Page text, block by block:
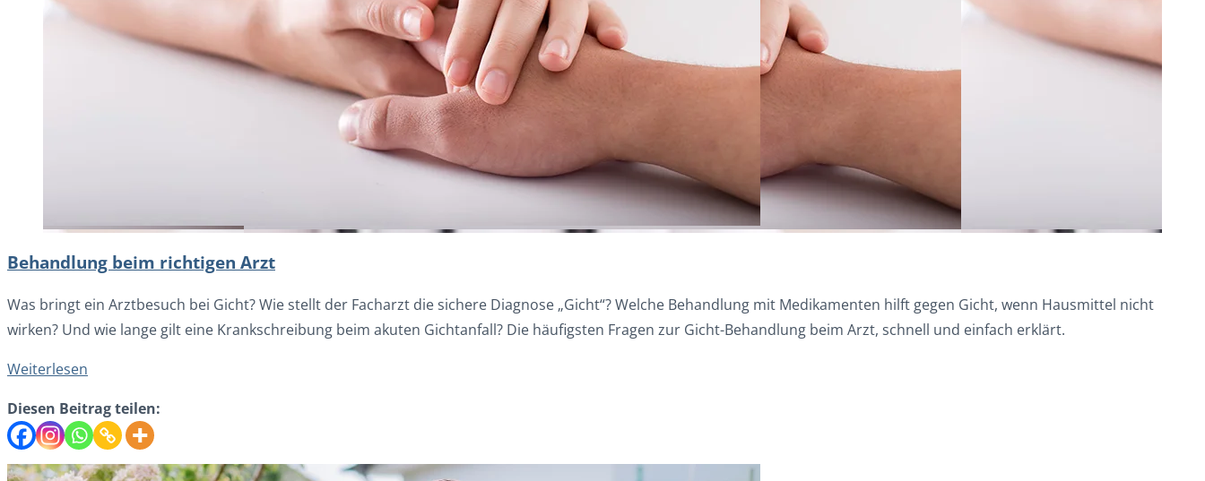
Behandlung beim richtigen Arzt
Was bringt ein Arztbesuch bei Gicht? Wie stellt der Facharzt die sichere Diagnose „Gicht“? Welche Behandlung mit Medikamenten hilft gegen Gicht, wenn Hausmittel nicht
wirken? Und wie lange gilt eine Krankschreibung beim akuten Gichtanfall? Die häufigsten Fragen zur Gicht-Behandlung beim Arzt, schnell und einfach erklärt.
Weiterlesen
Diesen Beitrag teilen: